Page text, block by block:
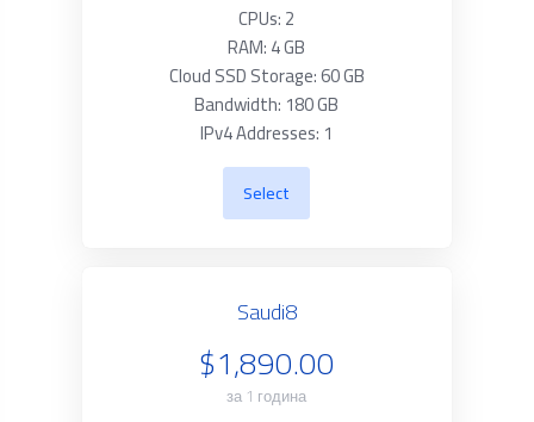
CPUs: 2
RAM: 4 GB
Cloud SSD Storage: 60 GB
Bandwidth: 180 GB
IPv4 Addresses: 1
Select
Saudi8
$1,890.00
за 1 година